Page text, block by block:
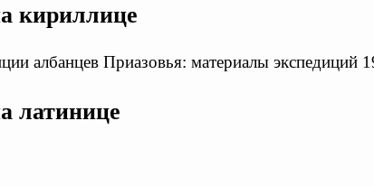
кириллице
албанцев Приазовья: материалы
латинице